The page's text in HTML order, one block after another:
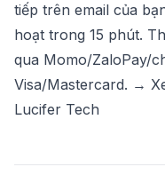
tiếp trên email của
hoạt trong 15 phút.
qua Momo/ZaloPay/
Visa/Mastercard. →
Lucifer Tech